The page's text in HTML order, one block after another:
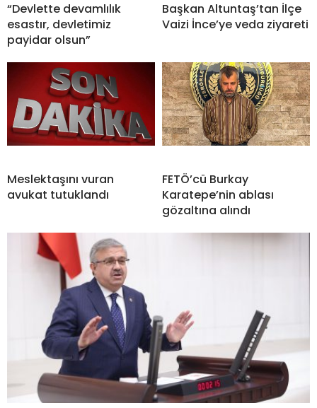
“Devlette devamlılık
esastır, devletimiz
payidar olsun”
Başkan Altuntaş’tan İlçe
Vaizi İnce’ye veda ziyareti
Meslektaşını vuran
avukat tutuklandı
FETÖ’cü Burkay
Karatepe’nin ablası
gözaltına alındı